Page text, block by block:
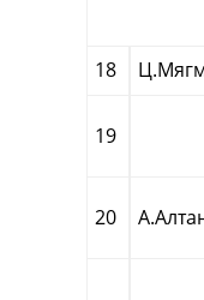
18
19
20